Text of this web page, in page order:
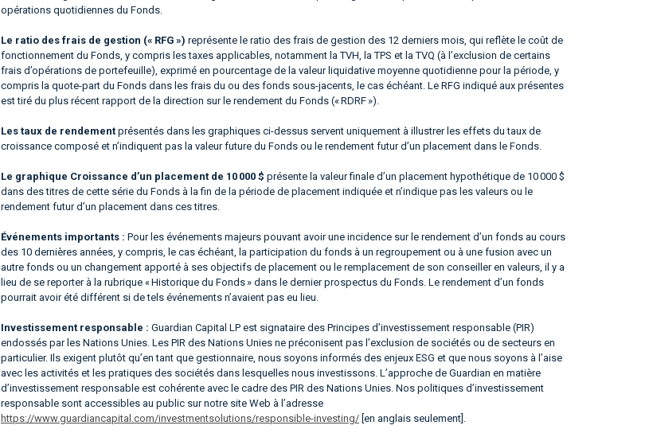
opérations quotidiennes du Fonds.
Le ratio des frais de gestion (« RFG ») représente le ratio des frais de gestion des 12 derniers mois, qui reflète le coût de
fonctionnement du Fonds, y compris les taxes applicables, notamment la TVH, la TPS et la TVQ (à l’exclusion de certains
frais d’opérations de portefeuille), exprimé en pourcentage de la valeur liquidative moyenne quotidienne pour la période, y
compris la quote-part du Fonds dans les frais du ou des fonds sous-jacents, le cas échéant. Le RFG indiqué aux présentes
est tiré du plus récent rapport de la direction sur le rendement du Fonds (« RDRF »).
Les taux de rendement présentés dans les graphiques ci-dessus servent uniquement à illustrer les effets du taux de
croissance composé et n’indiquent pas la valeur future du Fonds ou le rendement futur d’un placement dans le Fonds.
Le graphique Croissance d’un placement de 10 000 $ présente la valeur finale d’un placement hypothétique de 10 000 $
dans des titres de cette série du Fonds à la fin de la période de placement indiquée et n’indique pas les valeurs ou le
rendement futur d’un placement dans ces titres.
Événements importants : Pour les événements majeurs pouvant avoir une incidence sur le rendement d’un fonds au cours
des 10 dernières années, y compris, le cas échéant, la participation du fonds à un regroupement ou à une fusion avec un
autre fonds ou un changement apporté à ses objectifs de placement ou le remplacement de son conseiller en valeurs, il y a
lieu de se reporter à la rubrique « Historique du Fonds » dans le dernier prospectus du Fonds. Le rendement d’un fonds
pourrait avoir été différent si de tels événements n’avaient pas eu lieu.
Investissement responsable : Guardian Capital LP est signataire des Principes d’investissement responsable (PIR)
endossés par les Nations Unies. Les PIR des Nations Unies ne préconisent pas l’exclusion de sociétés ou de secteurs en
particulier. Ils exigent plutôt qu’en tant que gestionnaire, nous soyons informés des enjeux ESG et que nous soyons à l’aise
avec les activités et les pratiques des sociétés dans lesquelles nous investissons. L’approche de Guardian en matière
d’investissement responsable est cohérente avec le cadre des PIR des Nations Unies. Nos politiques d’investissement
responsable sont accessibles au public sur notre site Web à l’adresse
https://www.guardiancapital.com/investmentsolutions/responsible-investing/ [en anglais seulement].